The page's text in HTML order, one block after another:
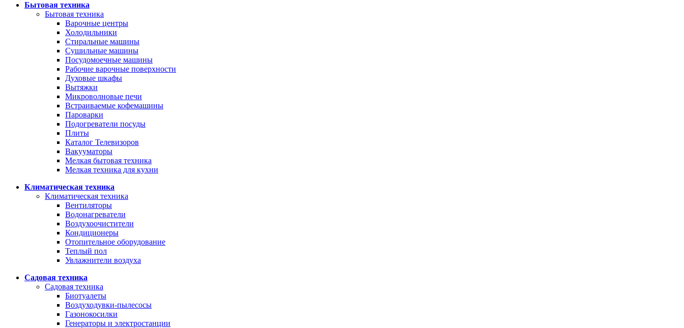
Бытовая техника
Бытовая техника
Варочные центры
Холодильники
Стиральные машины
Сушильные машины
Посудомоечные машины
Рабочие варочные поверхности
Духовые шкафы
Вытяжки
Микроволновые печи
Встраиваемые кофемашины
Пароварки
Подогреватели посуды
Плиты
Каталог Телевизоров
Вакууматоры
Мелкая бытовая техника
Мелкая техника для кухни
Климатическая техника
Климатическая техника
Вентиляторы
Водонагреватели
Воздухоочистители
Кондиционеры
Отопительное оборудование
Теплый пол
Увлажнители воздуха
Садовая техника
Садовая техника
Биотуалеты
Воздуходувки-пылесосы
Газонокосилки
Генераторы и электростанции